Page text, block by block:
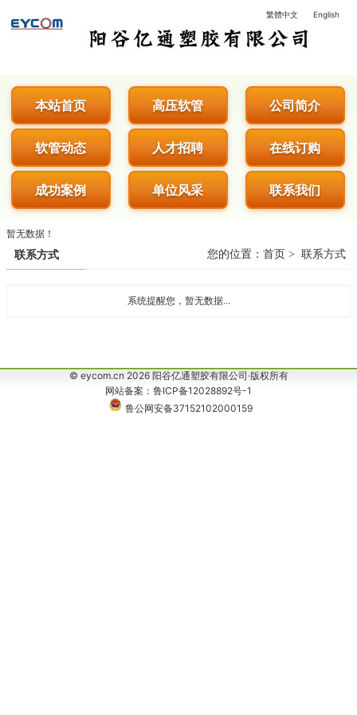
阳谷亿通塑胶有限公司 - 专业生产
繁體中文 English
本站首页 高压软管 公司简介
软管动态 人才招聘 在线订购
成功案例 单位风采 联系我们
暂无数据！
联系方式 您的位置： 首页 > 联系方式
系统提醒您，暂无数据...
© eycom.cn 2026 阳谷亿通塑胶有限公司·版权所有
网站备案：鲁ICP备12028892号-1
鲁公网安备37152102000159